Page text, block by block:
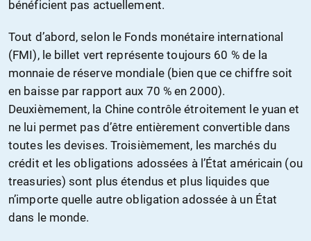
bénéficient pas actuellement.
Tout d’abord, selon le Fonds monétaire international
(FMI), le billet vert représente toujours 60 % de la
monnaie de réserve mondiale (bien que ce chiffre soit
en baisse par rapport aux 70 % en 2000).
Deuxièmement, la Chine contrôle étroitement le yuan et
ne lui permet pas d’être entièrement convertible dans
toutes les devises. Troisièmement, les marchés du
crédit et les obligations adossées à l’État américain (ou
treasuries) sont plus étendus et plus liquides que
n’importe quelle autre obligation adossée à un État
dans le monde.